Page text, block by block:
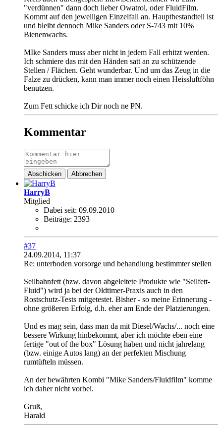
"verdünnen" dann doch lieber Owatrol, oder FluidFilm.
Kommt auf den jeweiligen Einzelfall an. Hauptbestandteil ist
und bleibt dennoch Mike Sanders oder S-743 mit 10%
Bienenwachs.
MIke Sanders muss aber nicht in jedem Fall erhitzt werden.
Ich schmiere das mit den Händen satt an zu schützende
Stellen / Flächen. Geht wunderbar. Und um das Zeug in die
Falze zu drücken, kann man immer noch einen Heissluftföhn
benutzen.
Zum Fett schicke ich Dir noch ne PN.
Kommentar
Abschicken Abbrechen
HarryB
Mitglied
Dabei seit: 09.09.2010
Beiträge: 2393
#37
24.09.2014, 11:37
Re: unterboden vorsorge und behandlung bestimmter stellen
Seilbahnfett (bzw. davon abgeleitete Produkte wie "Seilfett-
Fluid") wird ja bei der Oldtimer-Praxis auch in den
Rostschutz-Tests mitgetestet. Bisher - so meine Erinnerung -
ohne größeren Erfolg, d.h. eher am Ende der Platzierungen.
Und es mag sein, dass man da mit Diesel/Wachs/... noch eine
bessere Wirkung hinbekommt, aber ich möchte eben eine
fertige "out of the box" Lösung haben und nicht jahrelang
(bzw. einige Autos lang) an der perfekten Mischung
rumtüfteln müssen.
An der bewährten Kombi "Mike Sanders/Fluidfilm" komme
ich daher nicht vorbei.
Gruß,
Harald